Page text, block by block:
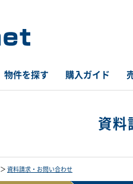
物件を探す 購入ガイド
資料
＞ 資料請求・お問い合わせ